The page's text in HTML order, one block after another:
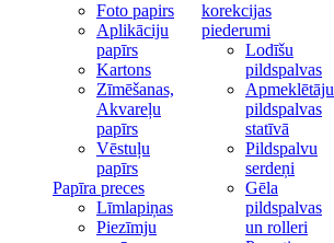
Foto papirs
Aplikāciju
papīrs
Kartons
Zīmēšanas,
Akvareļu
papīrs
Vēstuļu
papīrs
Papīra preces
Līmlapiņas
Piezīmju
korekcijas
piederumi
Lodīšu
pildspalvas
Apmeklētāju
pildspalvas
statīvā
Pildspalvu
serdeņi
Gēla
pildspalvas
un rolleri